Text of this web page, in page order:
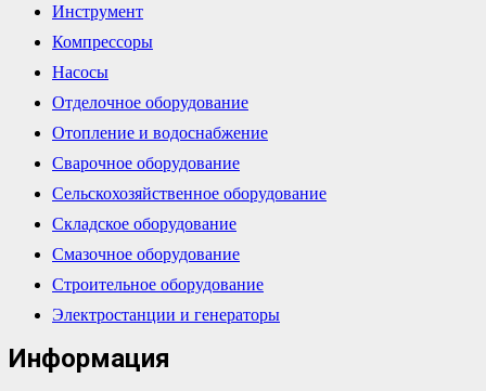
Инструмент
Компрессоры
Насосы
Отделочное оборудование
Отопление и водоснабжение
Сварочное оборудование
Сельскохозяйственное оборудование
Складское оборудование
Смазочное оборудование
Строительное оборудование
Электростанции и генераторы
Информация